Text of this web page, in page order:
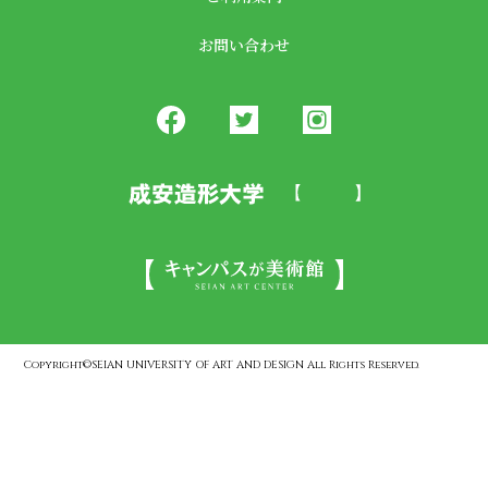
お問い合わせ
Copyright©SEIAN UNIVERSITY OF ART AND DESIGN All Rights Reserved.